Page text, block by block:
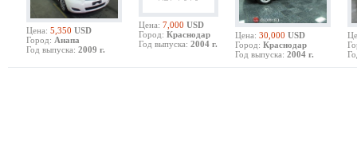
Цена: 5,350 USD
Город: Анапа
Год выпуска: 2009 г.
Цена: 7,000 USD
Город: Краснодар
Год выпуска: 2004 г.
Цена: 30,000 USD
Город: Краснодар
Год выпуска: 2004 г.